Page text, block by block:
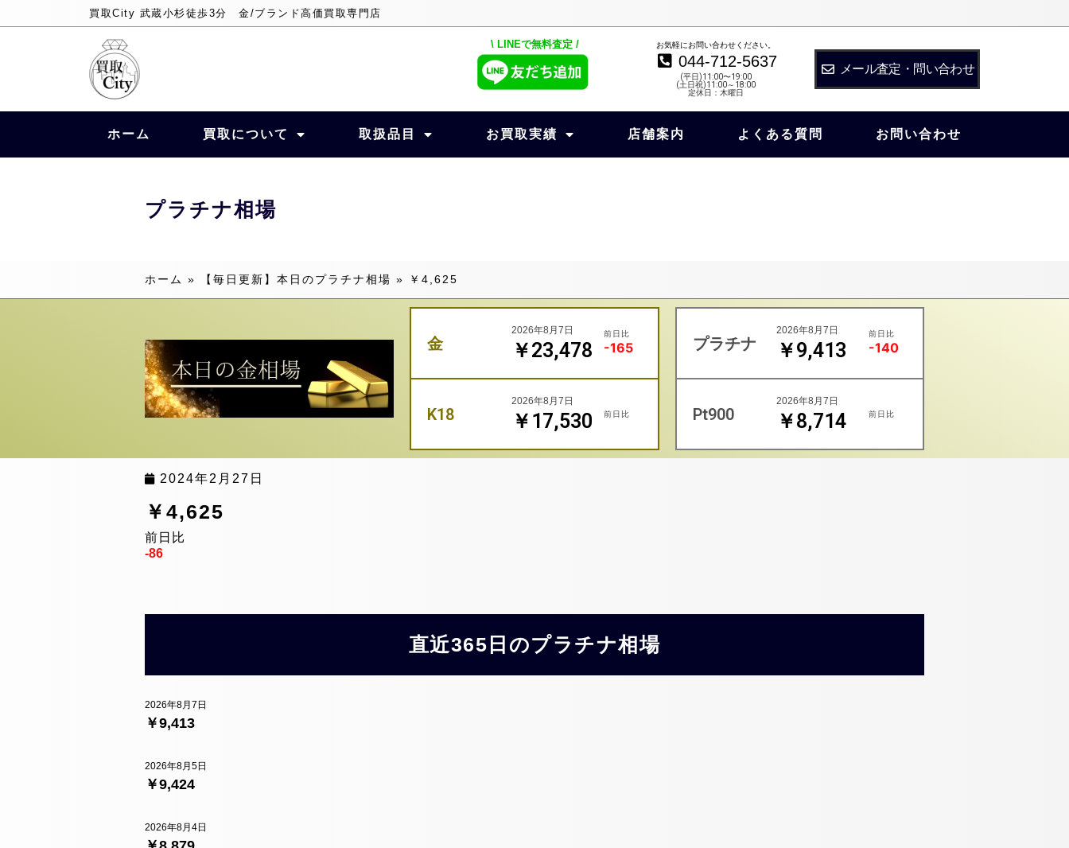
買取City 武蔵小杉徒歩3分 金/ブランド高価買取専門店
\ LINEで無料査定 / お気軽にお問い合わせください。
044-712-5637
(平日)11:00〜19:00
(土日祝)11:00～18:00
定休日：木曜日
メール査定・問い合わせ
ホーム 買取について 取扱品目 お買取実績 店舗案内 よくある質問 お問い合わせ
プラチナ相場
ホーム » 【毎日更新】本日のプラチナ相場 » ￥4,625
金 ￥23,478
2026年8月7日 前日比
-165
K18 ￥17,530
2026年8月7日
前日比
プラチナ ￥9,413
2026年8月7日 前日比
-140
Pt900 ￥8,714
2026年8月7日
前日比
2024年2月27日
￥4,625
前日比
-86
直近365日のプラチナ相場
￥9,413
2026年8月7日
￥9,424
2026年8月5日
2026年8月4日